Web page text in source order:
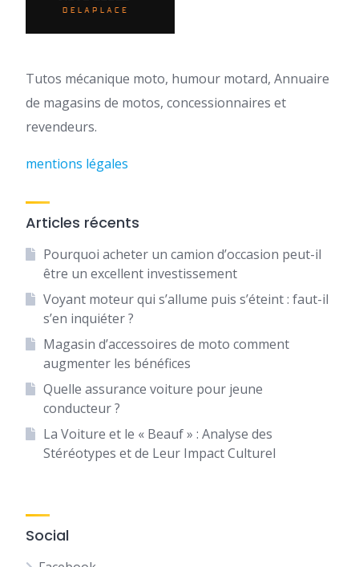
Tutos mécanique moto, humour motard, Annuaire
de magasins de motos, concessionnaires et
revendeurs.
mentions légales
Articles récents
Pourquoi acheter un camion d’occasion peut-il
être un excellent investissement
Voyant moteur qui s’allume puis s’éteint : faut-il
s’en inquiéter ?
Magasin d’accessoires de moto comment
augmenter les bénéfices
Quelle assurance voiture pour jeune
conducteur ?
La Voiture et le « Beauf » : Analyse des
Stéréotypes et de Leur Impact Culturel
Social